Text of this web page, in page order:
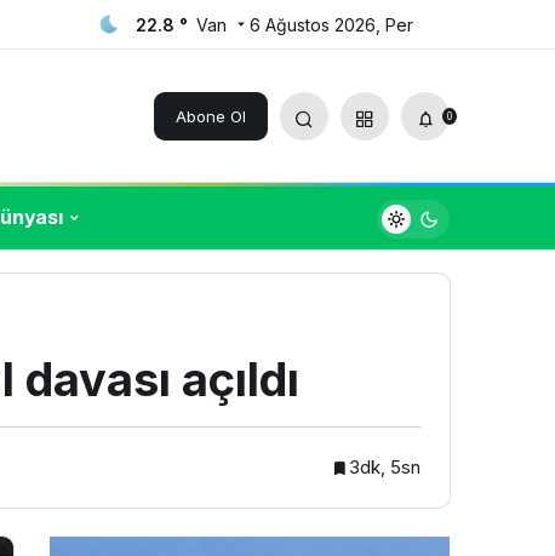
22.8 ° Van 6 Ağustos 2026, Per
Abone Ol 0
açıldı
3dk, 5sn
Yorum Yap